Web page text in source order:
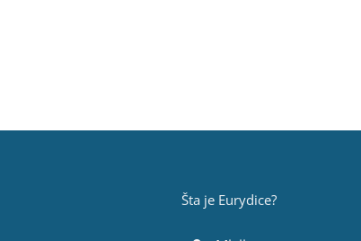
Šta je Eurydice?